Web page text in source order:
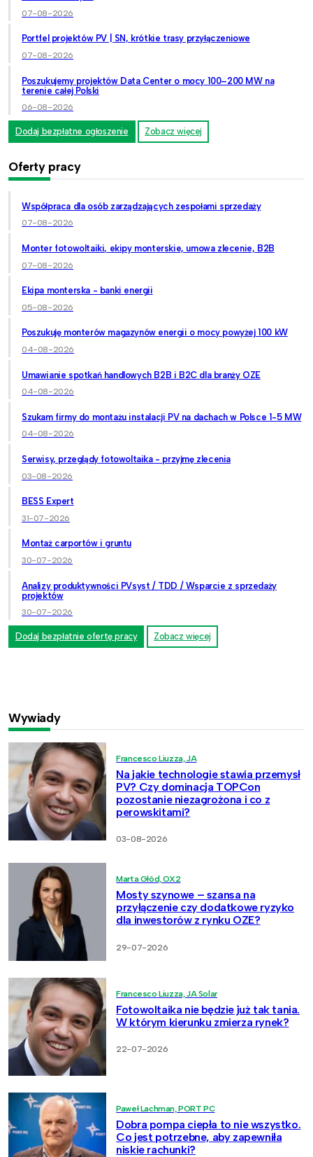
07-08-2026
Portfel projektów PV | SN, krótkie trasy przyłączeniowe
07-08-2026
Poszukujemy projektów Data Center o mocy 100–200 MW na
terenie całej Polski
06-08-2026
Dodaj bezpłatne ogłoszenie Zobacz więcej
Oferty pracy
Współpraca dla osób zarządzających zespołami sprzedaży
07-08-2026
Monter fotowoltaiki, ekipy monterskie, umowa zlecenie, B2B
07-08-2026
Ekipa monterska - banki energii
05-08-2026
Poszukuję monterów magazynów energii o mocy powyżej 100 kW
04-08-2026
Umawianie spotkań handlowych B2B i B2C dla branży OZE
04-08-2026
Szukam firmy do montażu instalacji PV na dachach w Polsce 1-5 MW
04-08-2026
Serwisy, przeglądy fotowoltaika - przyjmę zlecenia
03-08-2026
BESS Expert
31-07-2026
Montaż carportów i gruntu
30-07-2026
Analizy produktywności PVsyst / TDD / Wsparcie z sprzedaży
projektów
30-07-2026
Dodaj bezpłatnie ofertę pracy Zobacz więcej
Wywiady
Francesco Liuzza, JA
Na jakie technologie stawia przemysł
PV? Czy dominacja TOPCon
pozostanie niezagrożona i co z
perowskitami?
03-08-2026
Marta Głód, OX2
Mosty szynowe – szansa na
przyłączenie czy dodatkowe ryzyko
dla inwestorów z rynku OZE?
29-07-2026
Francesco Liuzza, JA Solar
Fotowoltaika nie będzie już tak tania.
W którym kierunku zmierza rynek?
22-07-2026
Paweł Lachman, PORT PC
Dobra pompa ciepła to nie wszystko.
Co jest potrzebne, aby zapewniła
niskie rachunki?